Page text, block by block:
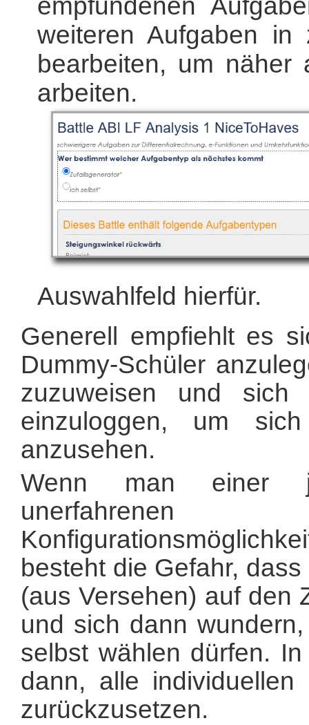
empfundenen
weiteren Aufgaben in
bearbeiten, um näher
arbeiten.
Auswahlfeld hierfür.
Generell empfiehlt es
Dummy-Schüler
zuzuweisen und sich
einzuloggen, um
anzusehen.
Wenn man einer
besteht die Gefahr,
(aus Versehen) auf den
und sich dann
selbst wählen dürfen.
dann, alle individuellen
zurückzusetzen.